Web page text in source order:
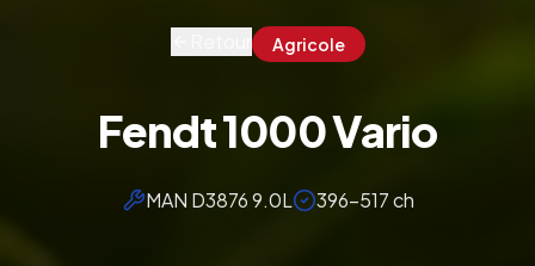
Agricole
Fendt 1000 Vario
MAN D3876 9.0L 396-517 ch